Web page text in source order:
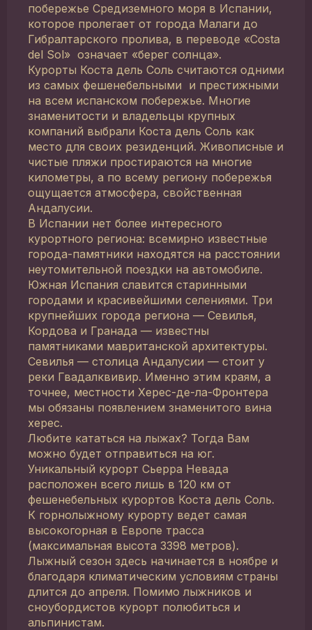
побережье Средиземного моря в Испании,
которое пролегает от города Малаги до
Гибралтарского пролива, в переводе «Costa
del Sol» означает «берег солнца».
Курорты Коста дель Соль считаются одними
из самых фешенебельными и престижными
на всем испанском побережье. Многие
знаменитости и владельцы крупных
компаний выбрали Коста дель Соль как
место для своих резиденций. Живописные и
чистые пляжи простираются на многие
километры, а по всему региону побережья
ощущается атмосфера, свойственная
Андалусии.
В Испании нет более интересного
курортного региона: всемирно известные
города-памятники находятся на расстоянии
неутомительной поездки на автомобиле.
Южная Испания славится старинными
городами и красивейшими селениями. Три
крупнейших города региона — Севилья,
Кордова и Гранада — известны
памятниками мавританской архитектуры.
Севилья — столица Андалусии — стоит у
реки Гвадалквивир. Именно этим краям, а
точнее, местности Херес-де-ла-Фронтера
мы обязаны появлением знаменитого вина
херес.
Любите кататься на лыжах? Тогда Вам
можно будет отправиться на юг.
Уникальный курорт Сьерра Невада
расположен всего лишь в 120 км от
фешенебельных курортов Коста дель Соль.
К горнолыжному курорту ведет самая
высокогорная в Европе трасса
(максимальная высота 3398 метров).
Лыжный сезон здесь начинается в ноябре и
благодаря климатическим условиям страны
длится до апреля. Помимо лыжников и
сноубордистов курорт полюбиться и
альпинистам.